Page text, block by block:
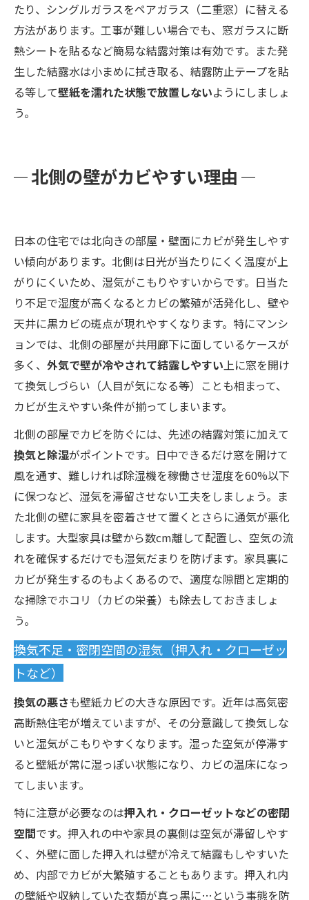
たり、シングルガラスをペアガラス（二重窓）に替える
方法があります。工事が難しい場合でも、窓ガラスに断
熱シートを貼るなど簡易な結露対策は有効です。また発
生した結露水は小まめに拭き取る、結露防止テープを貼
る等して壁紙を濡れた状態で放置しないようにしましょ
う。
北側の壁がカビやすい理由
日本の住宅では北向きの部屋・壁面にカビが発生しやす
い傾向があります。北側は日光が当たりにくく温度が上
がりにくいため、湿気がこもりやすいからです。日当た
り不足で湿度が高くなるとカビの繁殖が活発化し、壁や
天井に黒カビの斑点が現れやすくなります。特にマンシ
ョンでは、北側の部屋が共用廊下に面しているケースが
多く、 外気で壁が冷やされて結露しやすい上に窓を開け
て換気しづらい（人目が気になる等）ことも相まって、
カビが生えやすい条件が揃ってしまいます。
北側の部屋でカビを防ぐには、先述の結露対策に加えて
換気と除湿がポイントです。日中できるだけ窓を開けて
風を通す、難しければ除湿機を稼働させ湿度を60%以下
に保つなど、湿気を滞留させない工夫をしましょう。ま
た北側の壁に家具を密着させて置くとさらに通気が悪化
します。大型家具は壁から数cm離して配置し、空気の流
れを確保するだけでも湿気だまりを防げます。家具裏に
カビが発生するのもよくあるので、適度な隙間と定期的
な掃除でホコリ（カビの栄養）も除去しておきましょ
う。
換気不足・密閉空間の湿気（押入れ・クローゼッ
トなど）
換気の悪さも壁紙カビの大きな原因です。近年は高気密
高断熱住宅が増えていますが、その分意識して換気しな
いと湿気がこもりやすくなります。湿った空気が停滞す
ると壁紙が常に湿っぽい状態になり、カビの温床になっ
てしまいます。
特に注意が必要なのは押入れ・クローゼットなどの密閉
空間です。押入れの中や家具の裏側は空気が滞留しやす
く、外壁に面した押入れは壁が冷えて結露もしやすいた
め、内部でカビが大繁殖することもあります。押入れ内
の壁紙や収納していた衣類が真っ黒に…という事態を防